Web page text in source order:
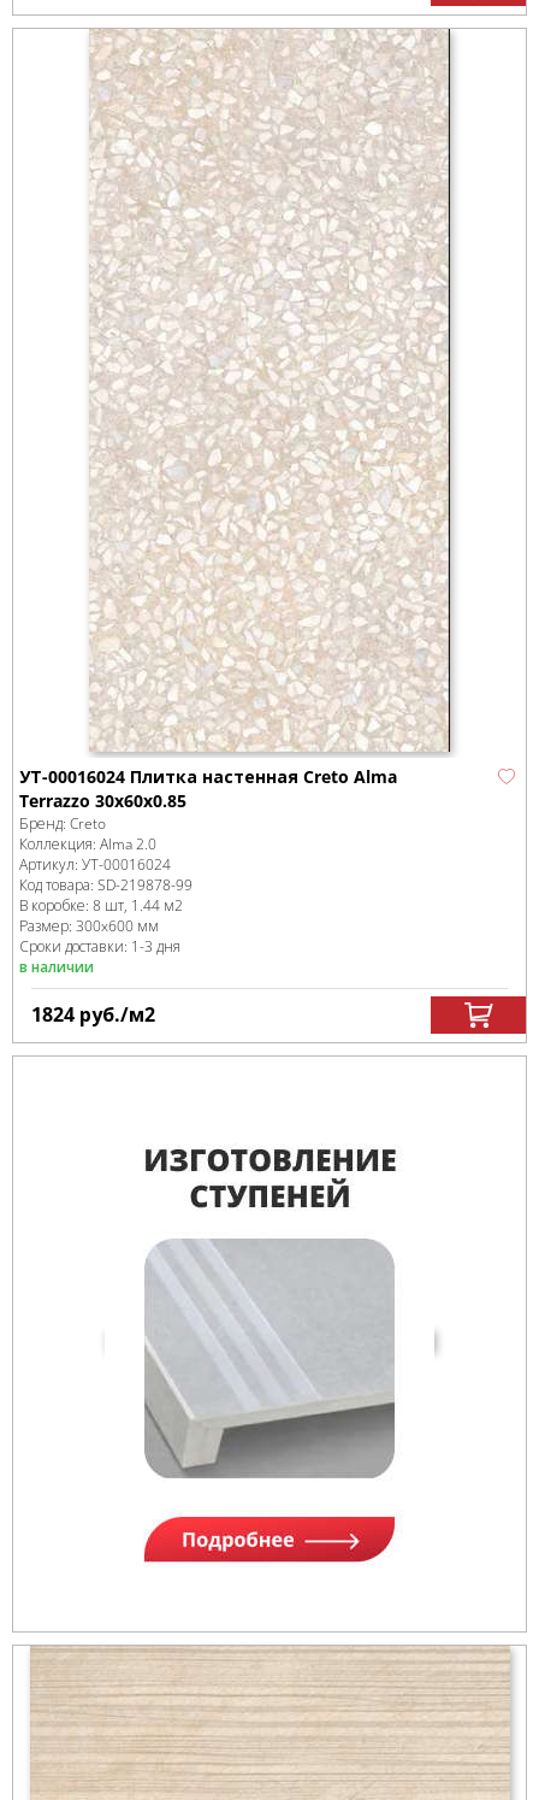
УТ-00016024 Плитка настенная Creto Alma
Terrazzo 30x60x0.85
Бренд: Creto
Коллекция: Alma 2.0
Артикул: УТ-00016024
Код товара: SD-219878-99
В коробке: 8 шт, 1.44 м2
Размер: 300x600 мм
Сроки доставки: 1-3 дня
в наличии
1824 руб./м2